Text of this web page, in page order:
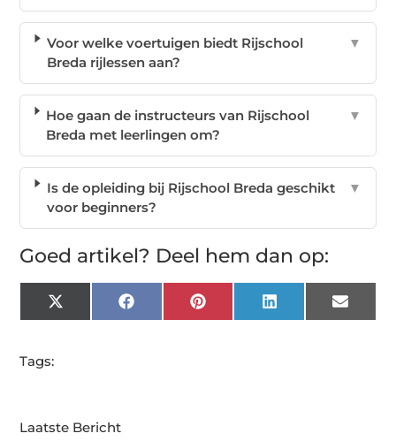
Voor welke voertuigen biedt Rijschool
Breda rijlessen aan?
▼
Hoe gaan de instructeurs van Rijschool
Breda met leerlingen om?
▼
Is de opleiding bij Rijschool Breda geschikt
voor beginners?
▼
Goed artikel? Deel hem dan op:
X
(Twitter)
FacebookPinterest LinkedIn Email
Tags:
Laatste Bericht